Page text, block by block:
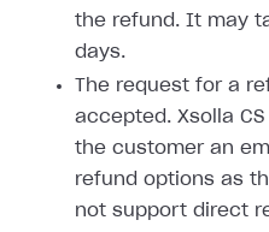
the refund. It may
days.
The request for a
accepted. Xsolla
the customer an
refund options as
not support direct